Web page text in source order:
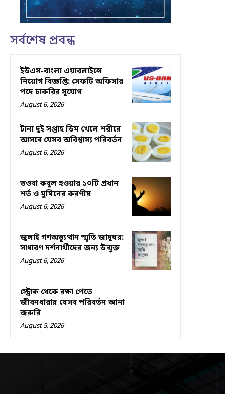
সর্বশেষ প্রবন্ধ
ইউএস-বাংলা এয়ারলাইন্সে
নিয়োগ বিজ্ঞপ্তি: সেফটি অফিসার
পদে চাকরির সুযোগ
August 6, 2026
টানা দুই সপ্তাহ ডিম খেলে শরীরে
আসবে যেসব অবিশ্বাস্য পরিবর্তন
August 6, 2026
তওবা কবুল হওয়ার ১০টি প্রধান
শর্ত ও মুমিনের করণীয়
August 6, 2026
জুলাই গণঅভ্যুত্থান স্মৃতি জাদুঘর:
সাধারণ দর্শনার্থীদের জন্য উন্মুক্ত
August 6, 2026
স্ট্রোক থেকে রক্ষা পেতে
জীবনধারায় যেসব পরিবর্তন আনা
জরুরি
August 5, 2026